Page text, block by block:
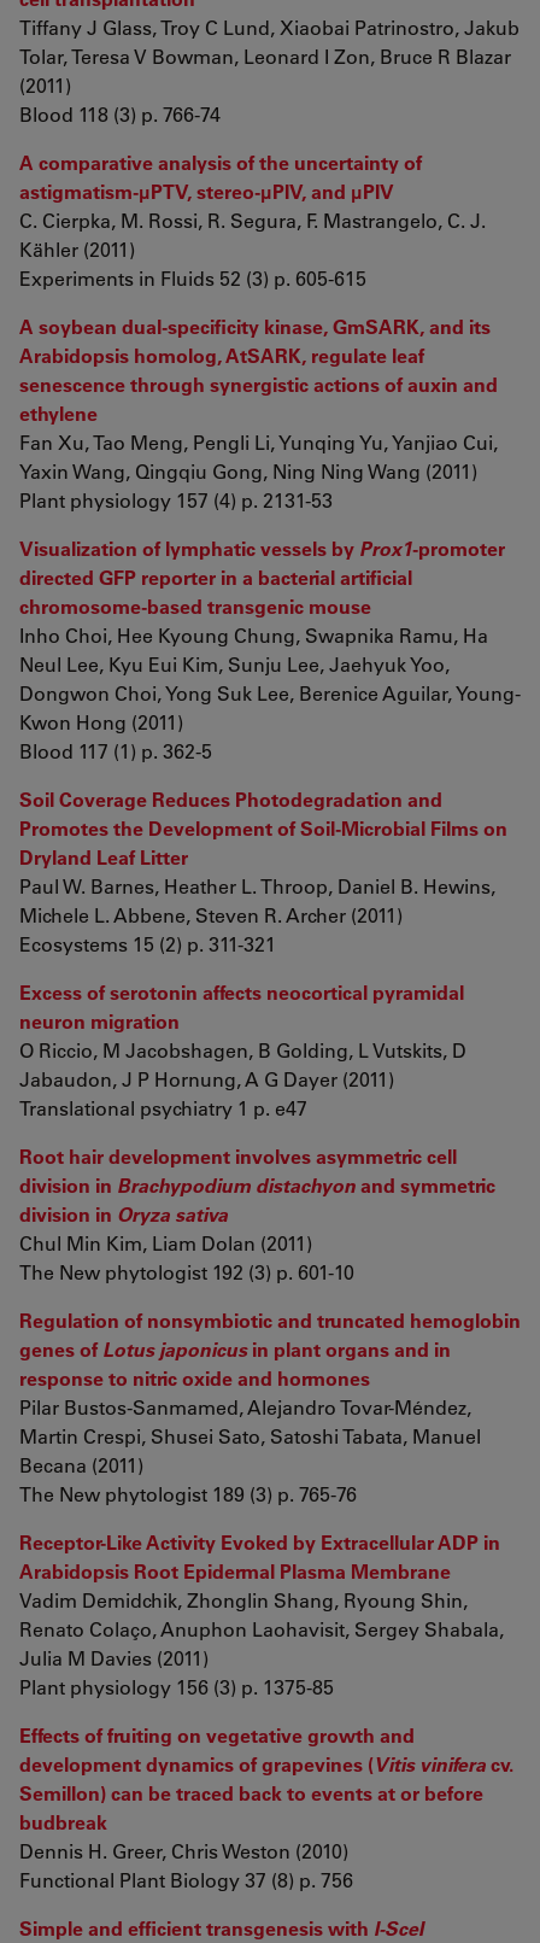
Tiffany J Glass, Troy C Lund, Xiaobai Patrinostro, Jakub
Tolar, Teresa V Bowman, Leonard I Zon, Bruce R Blazar
(2011)
Blood 118 (3) p. 766-74
A comparative analysis of the uncertainty of
astigmatism-µPTV, stereo-µPIV, and µPIV
C. Cierpka, M. Rossi, R. Segura, F. Mastrangelo, C. J.
Kähler (2011)
Experiments in Fluids 52 (3) p. 605-615
A soybean dual-specificity kinase, GmSARK, and its
Arabidopsis homolog, AtSARK, regulate leaf
senescence through synergistic actions of auxin and
ethylene
Fan Xu, Tao Meng, Pengli Li, Yunqing Yu, Yanjiao Cui,
Yaxin Wang, Qingqiu Gong, Ning Ning Wang (2011)
Plant physiology 157 (4) p. 2131-53
Visualization of lymphatic vessels by Prox1-promoter
directed GFP reporter in a bacterial artificial
chromosome-based transgenic mouse
Inho Choi, Hee Kyoung Chung, Swapnika Ramu, Ha
Neul Lee, Kyu Eui Kim, Sunju Lee, Jaehyuk Yoo,
Dongwon Choi, Yong Suk Lee, Berenice Aguilar, Young-
Kwon Hong (2011)
Blood 117 (1) p. 362-5
Soil Coverage Reduces Photodegradation and
Promotes the Development of Soil-Microbial Films on
Dryland Leaf Litter
Paul W. Barnes, Heather L. Throop, Daniel B. Hewins,
Michele L. Abbene, Steven R. Archer (2011)
Ecosystems 15 (2) p. 311-321
Excess of serotonin affects neocortical pyramidal
neuron migration
O Riccio, M Jacobshagen, B Golding, L Vutskits, D
Jabaudon, J P Hornung, A G Dayer (2011)
Translational psychiatry 1 p. e47
Root hair development involves asymmetric cell
division in Brachypodium distachyonand symmetric
division in Oryza sativa
Chul Min Kim, Liam Dolan (2011)
The New phytologist 192 (3) p. 601-10
Regulation of nonsymbiotic and truncated hemoglobin
genes ofLotus japonicusin plant organs and in
response to nitric oxide and hormones
Pilar Bustos-Sanmamed, Alejandro Tovar-Méndez,
Martin Crespi, Shusei Sato, Satoshi Tabata, Manuel
Becana (2011)
The New phytologist 189 (3) p. 765-76
Receptor-Like Activity Evoked by Extracellular ADP in
Arabidopsis Root Epidermal Plasma Membrane
Vadim Demidchik, Zhonglin Shang, Ryoung Shin,
Renato Colaço, Anuphon Laohavisit, Sergey Shabala,
Julia M Davies (2011)
Plant physiology 156 (3) p. 1375-85
Effects of fruiting on vegetative growth and
development dynamics of grapevines (Vitis viniferacv.
Semillon) can be traced back to events at or before
budbreak
Dennis H. Greer, Chris Weston (2010)
Functional Plant Biology 37 (8) p. 756
Simple and efficient transgenesis with I-SceI